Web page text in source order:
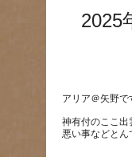
2025
アリア＠矢野で
神有付のここ出